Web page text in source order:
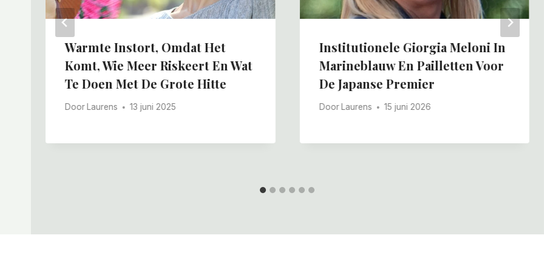
Warmte Instort, Omdat Het
Komt, Wie Meer Riskeert En Wat
Te Doen Met De Grote Hitte
Door Laurens 13 juni 2025
Institutionele Giorgia Meloni In
Marineblauw En Pailletten Voor
De Japanse Premier
Door Laurens 15 juni 2026